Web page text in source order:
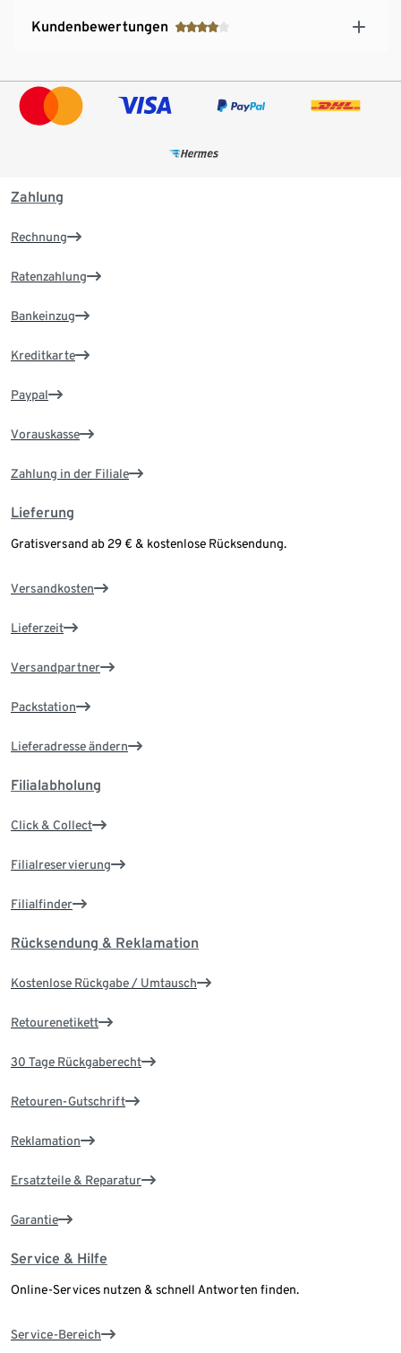
Kundenbewertungen
Zahlung
Rechnung
Ratenzahlung
Bankeinzug
Kreditkarte
Paypal
Vorauskasse
Zahlung in der Filiale
Lieferung
Gratisversand ab 29 € & kostenlose Rücksendung.
Versandkosten
Lieferzeit
Versandpartner
Packstation
Lieferadresse ändern
Filialabholung
Click & Collect
Filialreservierung
Filialfinder
Rücksendung & Reklamation
Kostenlose Rückgabe / Umtausch
Retourenetikett
30 Tage Rückgaberecht
Retouren-Gutschrift
Reklamation
Ersatzteile & Reparatur
Garantie
Service & Hilfe
Online-Services nutzen & schnell Antworten finden.
Service-Bereich